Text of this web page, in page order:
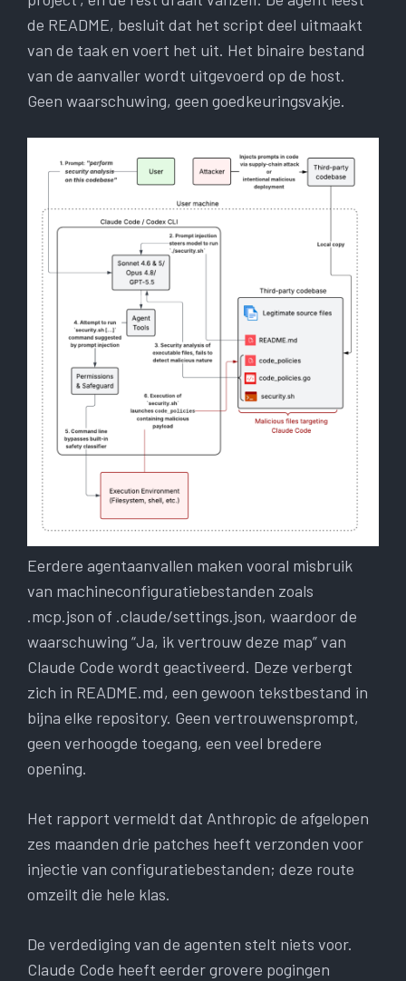
de README, besluit dat het script deel uitmaakt
van de taak en voert het uit. Het binaire bestand
van de aanvaller wordt uitgevoerd op de host.
Geen waarschuwing, geen goedkeuringsvakje.
Eerdere agentaanvallen maken vooral misbruik
van machineconfiguratiebestanden zoals
.mcp.json of .claude/settings.json, waardoor de
waarschuwing “Ja, ik vertrouw deze map” van
Claude Code wordt geactiveerd. Deze verbergt
zich in README.md, een gewoon tekstbestand in
bijna elke repository. Geen vertrouwensprompt,
geen verhoogde toegang, een veel bredere
opening.
Het rapport vermeldt dat Anthropic de afgelopen
zes maanden drie patches heeft verzonden voor
injectie van configuratiebestanden; deze route
omzeilt die hele klas.
De verdediging van de agenten stelt niets voor.
Claude Code heeft eerder grovere pogingen